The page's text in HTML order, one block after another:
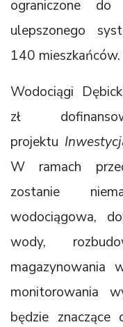
ograniczone
ulepszonego
140 mieszkańców.
Wodociągi
zł
projektu
W ramach
zostanie
wodociągowa,
wody,
magazynowania
monitorowania
będzie